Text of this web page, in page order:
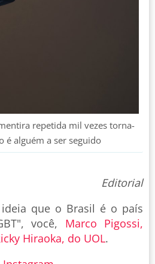
repetida mil vezes torna-
é alguém a ser seguido
Editorial
que o Brasil é o país
você, Marco Pigossi,
Hiraoka, do UOL.